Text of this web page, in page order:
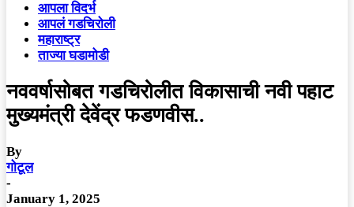
आपला विदर्भ
आपलं गडचिरोली
महाराष्ट्र
ताज्या घडामोडी
नववर्षासोबत गडचिरोलीत विकासाची नवी पहाट
मुख्यमंत्री देवेंद्र फडणवीस..
By
गोटूल
-
January 1, 2025